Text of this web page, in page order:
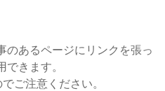
のあるページにリンクを張っ
きます。
ご注意ください。